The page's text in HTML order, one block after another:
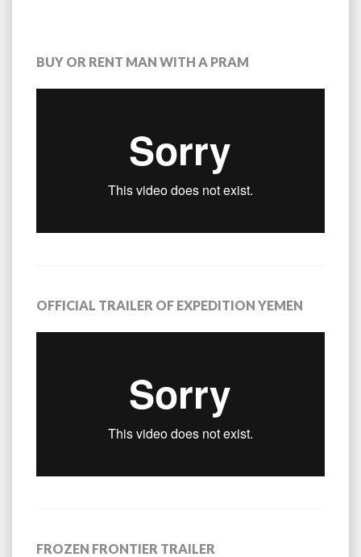
BUY OR RENT MAN WITH A PRAM
OFFICIAL TRAILER OF EXPEDITION YEMEN
FROZEN FRONTIER TRAILER